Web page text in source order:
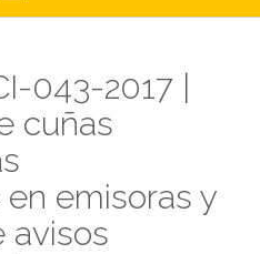
043-2017 |
cuñas
emisoras y
avisos